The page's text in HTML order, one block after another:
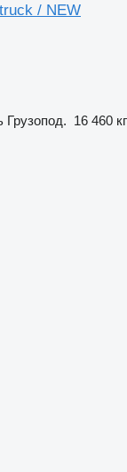
/ NEW
Грузопод. 16 460 кг